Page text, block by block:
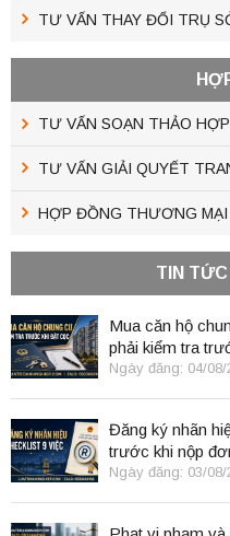
TƯ VẤN THAY ĐỔI TRỤ
TƯ VẤN SOẠN THẢO
TƯ VẤN GIẢI QUYẾT
HỢP ĐỒNG THƯƠNG
TIN
Mua căn hộ
phải kiểm tra
Ngày đăng: 04/08/
Đăng ký nhãn
trước khi nộp
Ngày đăng: 03/08/